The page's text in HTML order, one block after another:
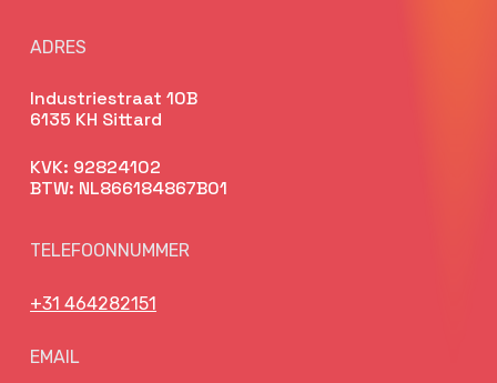
ADRES
Industriestraat 10B
6135 KH Sittard
KVK: 92824102
BTW: NL866184867B01
TELEFOONNUMMER
+31 464282151
EMAIL